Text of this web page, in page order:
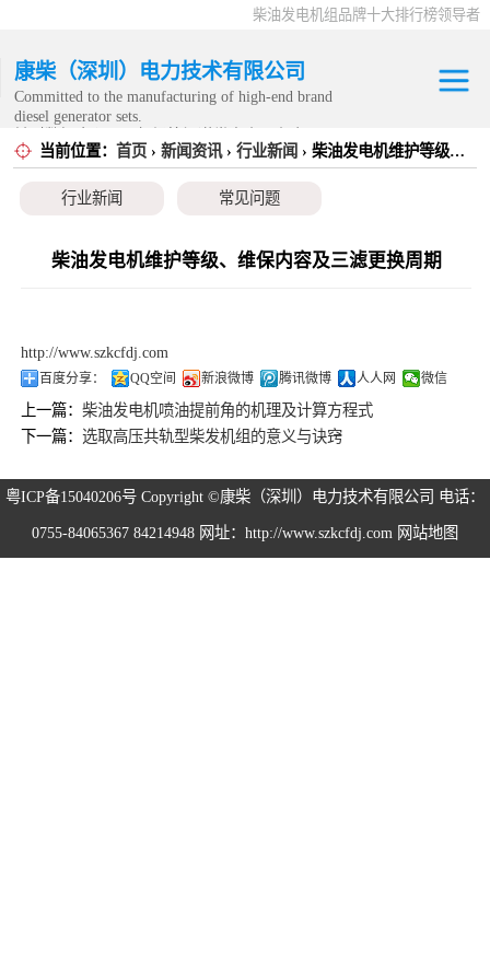
柴油发电机组品牌十大排行榜领导者
康柴（深圳）电力技术有限公司
Committed to the manufacturing of high-end brand
diesel generator sets.
务范围内。
当前位置： 首页 › 新闻资讯› 行业新闻 › 柴油发电机维护等级、维保内容及三滤更换周期
行业新闻 常见问题
柴油发电机维护等级、维保内容及三滤更换周期
http://www.szkcfdj.com
百度分享： QQ空间 新浪微博 腾讯微博 人人网 微信
上一篇：柴油发电机喷油提前角的机理及计算方程式
下一篇：选取高压共轨型柴发机组的意义与诀窍
粤ICP备15040206号 Copyright ©康柴（深圳）电力技术有限公司 电话：
0755-84065367 84214948 网址：http://www.szkcfdj.com 网站地图
康明斯发电机组
静音发电机组
移动发电机组
发电机租赁
CPG原厂整机